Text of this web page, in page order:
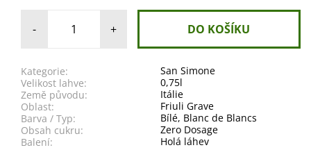
- +
Kategorie:
San Simone
Velikost lahve:
0,75l
Země původu:
Itálie
Oblast:
Friuli Grave
Barva / Typ:
Bílé, Blanc de Blancs
Obsah cukru:
Zero Dosage
Balení:
Holá láhev